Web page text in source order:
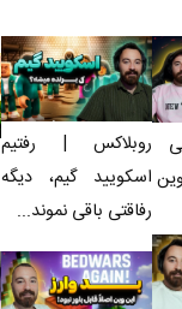
روبلاکس | رفتیم
اسکویید گیم، دیگه
رفاقتی باقی نموند...